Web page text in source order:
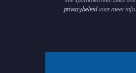
privacybeleidvoor meer info.